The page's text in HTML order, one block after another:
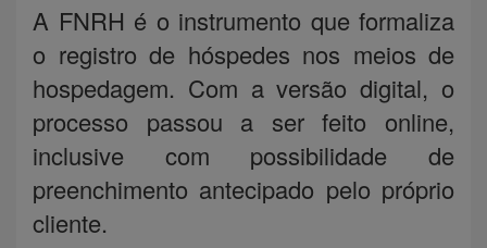
A FNRH é o instrumento que formaliza
o registro de hóspedes nos meios de
hospedagem. Com a versão digital, o
processo passou a ser feito online,
inclusive com possibilidade de
preenchimento antecipado pelo próprio
cliente.